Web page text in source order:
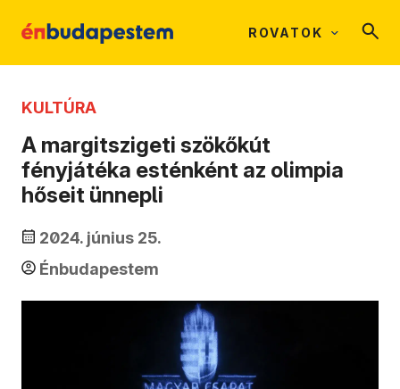
ROVATOK
KULTÚRA
A margitszigeti szökőkút
fényjátéka esténként az olimpia
hőseit ünnepli
2024. június 25.
Énbudapestem